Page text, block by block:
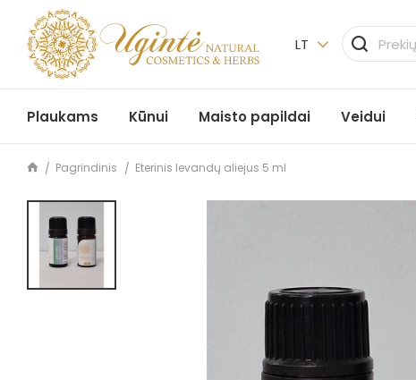
LT
Plaukams Kūnui Maisto papildai Veidui
Pagrindinis Eterinis levandų aliejus 5 ml